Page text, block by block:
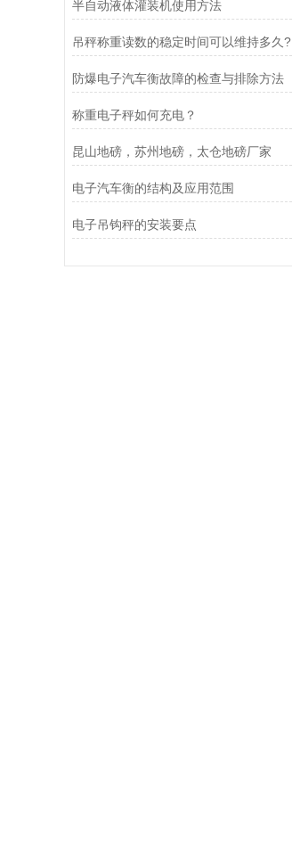
半自动液体灌装机使用方法
吊秤称重读数的稳定时间可以维持多久?
防爆电子汽车衡故障的检查与排除方法
称重电子秤如何充电？
昆山地磅，苏州地磅，太仓地磅厂家
电子汽车衡的结构及应用范围
电子吊钩秤的安装要点